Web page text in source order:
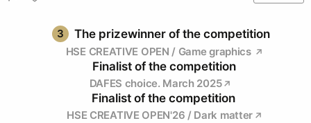
3 The prizewinner of the competition
HSE CREATIVE OPEN / Game graphics
Finalist of the competition
DAFES choice. March 2025
Finalist of the competition
HSE CREATIVE OPEN'26 / Dark matter